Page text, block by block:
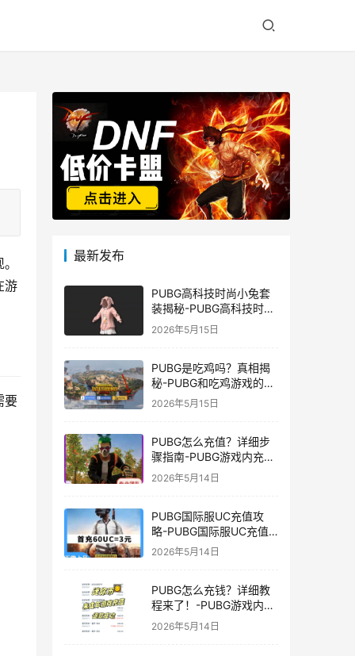
游
要
最新发布
PUBG高科技时尚小兔套
装揭秘-PUBG高科技时尚
小兔套装的潮流与科技结
2026年5月15日
PUBG是吃鸡吗？真相揭
秘-PUBG和吃鸡游戏的区
别与联系
2026年5月15日
PUBG怎么充值？详细步
骤指南-PUBG游戏内充值
方法及常见问题解答
2026年5月14日
PUBG国际服UC充值攻
略-PUBG国际服UC充值
方法及注意事项
2026年5月14日
PUBG怎么充钱？详细教
程来了！-PUBG游戏内购
买充值方法及注意事项
2026年5月14日